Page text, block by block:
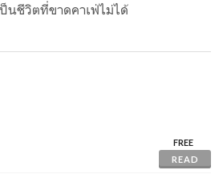
ป็นชีวิตที่ขาดคาเฟ่ไม่ได้
FREE
READ